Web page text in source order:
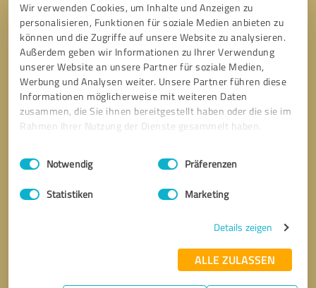
Wir verwenden Cookies, um Inhalte und Anzeigen zu
personalisieren, Funktionen für soziale Medien anbieten zu
können und die Zugriffe auf unsere Website zu analysieren.
Außerdem geben wir Informationen zu Ihrer Verwendung
unserer Website an unsere Partner für soziale Medien,
Werbung und Analysen weiter. Unsere Partner führen diese
Informationen möglicherweise mit weiteren Daten
zusammen, die Sie ihnen bereitgestellt haben oder die sie im
Rahmen Ihrer Nutzung der Dienste gesammelt haben.
Impressum Datenschutzbestimmungen
Einwilligungsauswahl
Notwendig Präferenzen
Statistiken Marketing
Details zeigen
ALLE ZULASSEN
* Erforderliche Angaben